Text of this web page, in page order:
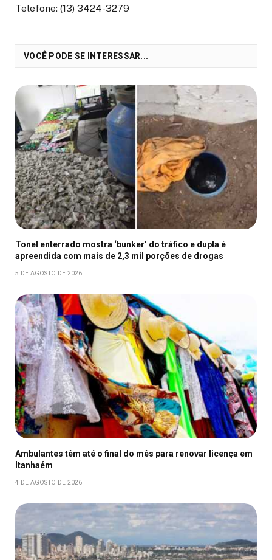
Telefone: (13) 3424-3279
VOCÊ PODE SE INTERESSAR...
Tonel enterrado mostra ‘bunker’ do tráfico e dupla é
apreendida com mais de 2,3 mil porções de drogas
5 DE AGOSTO DE 2026
Ambulantes têm até o final do mês para renovar licença em
Itanhaém
4 DE AGOSTO DE 2026